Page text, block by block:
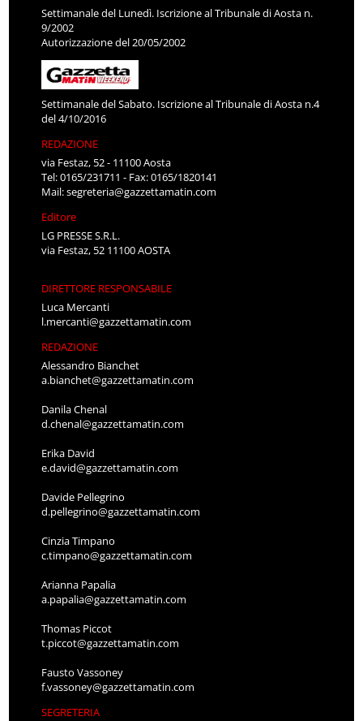
Settimanale del Lunedì. Iscrizione al Tribunale di Aosta n.
9/2002
Autorizzazione del 20/05/2002
Settimanale del Sabato. Iscrizione al Tribunale di Aosta n.4
del 4/10/2016
REDAZIONE
via Festaz, 52 - 11100 Aosta
Tel: 0165/231711 - Fax: 0165/1820141
Mail:segreteria@gazzettamatin.com
Editore
LG PRESSE S.R.L.
via Festaz, 52 11100 AOSTA
DIRETTORE RESPONSABILE
Luca Mercanti
l.mercanti@gazzettamatin.com
REDAZIONE
Alessandro Bianchet
a.bianchet@gazzettamatin.com
Danila Chenal
d.chenal@gazzettamatin.com
Erika David
e.david@gazzettamatin.com
Davide Pellegrino
d.pellegrino@gazzettamatin.com
Cinzia Timpano
c.timpano@gazzettamatin.com
Arianna Papalia
a.papalia@gazzettamatin.com
Thomas Piccot
t.piccot@gazzettamatin.com
Fausto Vassoney
f.vassoney@gazzettamatin.com
SEGRETERIA